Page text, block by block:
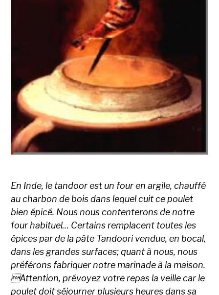
En Inde, le tandoor est un four en argile, chauffé
au charbon de bois dans lequel cuit ce poulet
bien épicé. Nous nous contenterons de notre
four habituel… Certains remplacent toutes les
épices par de la pâte Tandoori vendue, en bocal,
dans les grandes surfaces; quant à nous, nous
préférons fabriquer notre marinade à la maison.
Attention, prévoyez votre repas la veille car le
poulet doit séjourner plusieurs heures dans sa